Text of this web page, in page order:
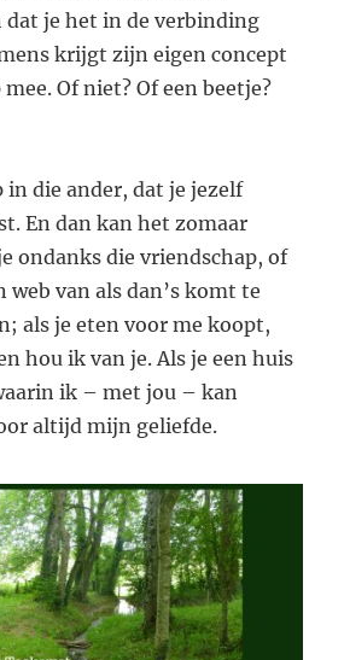
dat je het in de verbinding
krijgt zijn eigen concept
Of niet? Of een beetje?
in die ander, dat je jezelf
En dan kan het zomaar
ondanks die vriendschap, of
web van als dan’s komt te
als je eten voor me koopt,
hou ik van je. Als je een huis
ik – met jou – kan
altijd mijn geliefde.